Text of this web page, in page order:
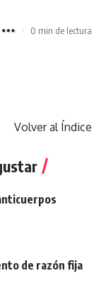
0 min de lectura
Volver al Índice
de razón fija